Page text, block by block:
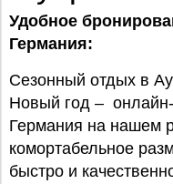
Удобное
Германия:
Сезонный отдых в
Новый год –
Германия на нашем
комортабельное
быстро и